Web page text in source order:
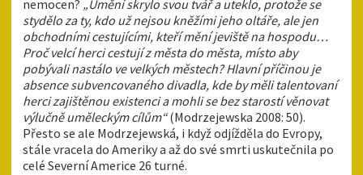
nemocen? „Umění skrylo svou tvář a uteklo, protože se
stydělo za ty, kdo už nejsou kněžími jeho oltáře, ale jen
obchodními cestujícími, kteří mění jeviště na hospodu…
Proč velcí herci cestují z města do města, místo aby
pobývali nastálo ve velkých městech? Hlavní příčinou je
absence subvencovaného divadla, kde by měli talentovaní
herci zajištěnou existenci a mohli se bez starostí věnovat
výlučně uměleckým cílům“(Modrzejewska 2008: 50).
Přesto se ale Modrzejewská, i když odjížděla do Evropy,
stále vracela do Ameriky a až do své smrti uskutečnila po
celé Severní Americe 26 turné.